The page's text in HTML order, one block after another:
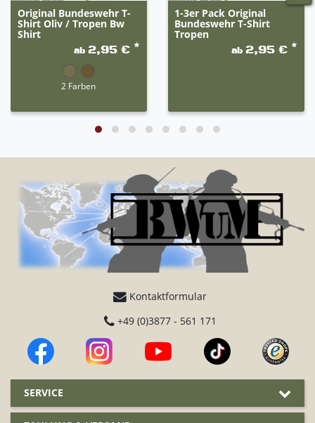
Original Bundeswehr T-
Shirt Oliv / Tropen Bw
Shirt
ab 2,95 € *
2 Farben
1-3er Pack Original
Bundeswehr T-Shirt
Tropen
ab 2,95 € *
Kontaktformular
+49 (0)3877 - 561 171
SERVICE